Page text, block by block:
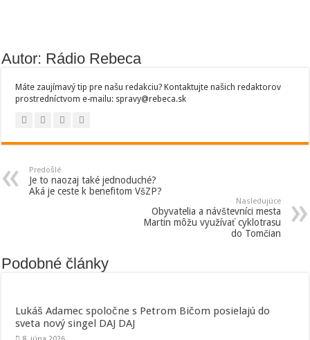
Autor: Rádio Rebeca
Máte zaujímavý tip pre našu redakciu? Kontaktujte našich redaktorov
prostredníctvom e-mailu: spravy@rebeca.sk
Predošlé
Je to naozaj také jednoduché?
Aká je ceste k benefitom VšZP?
Nasledujúce
Obyvatelia a návštevníci mesta
Martin môžu využívať cyklotrasu
do Tomčian
Podobné články
Lukáš Adamec spoločne s Petrom Bičom posielajú do
sveta nový singel DAJ DAJ